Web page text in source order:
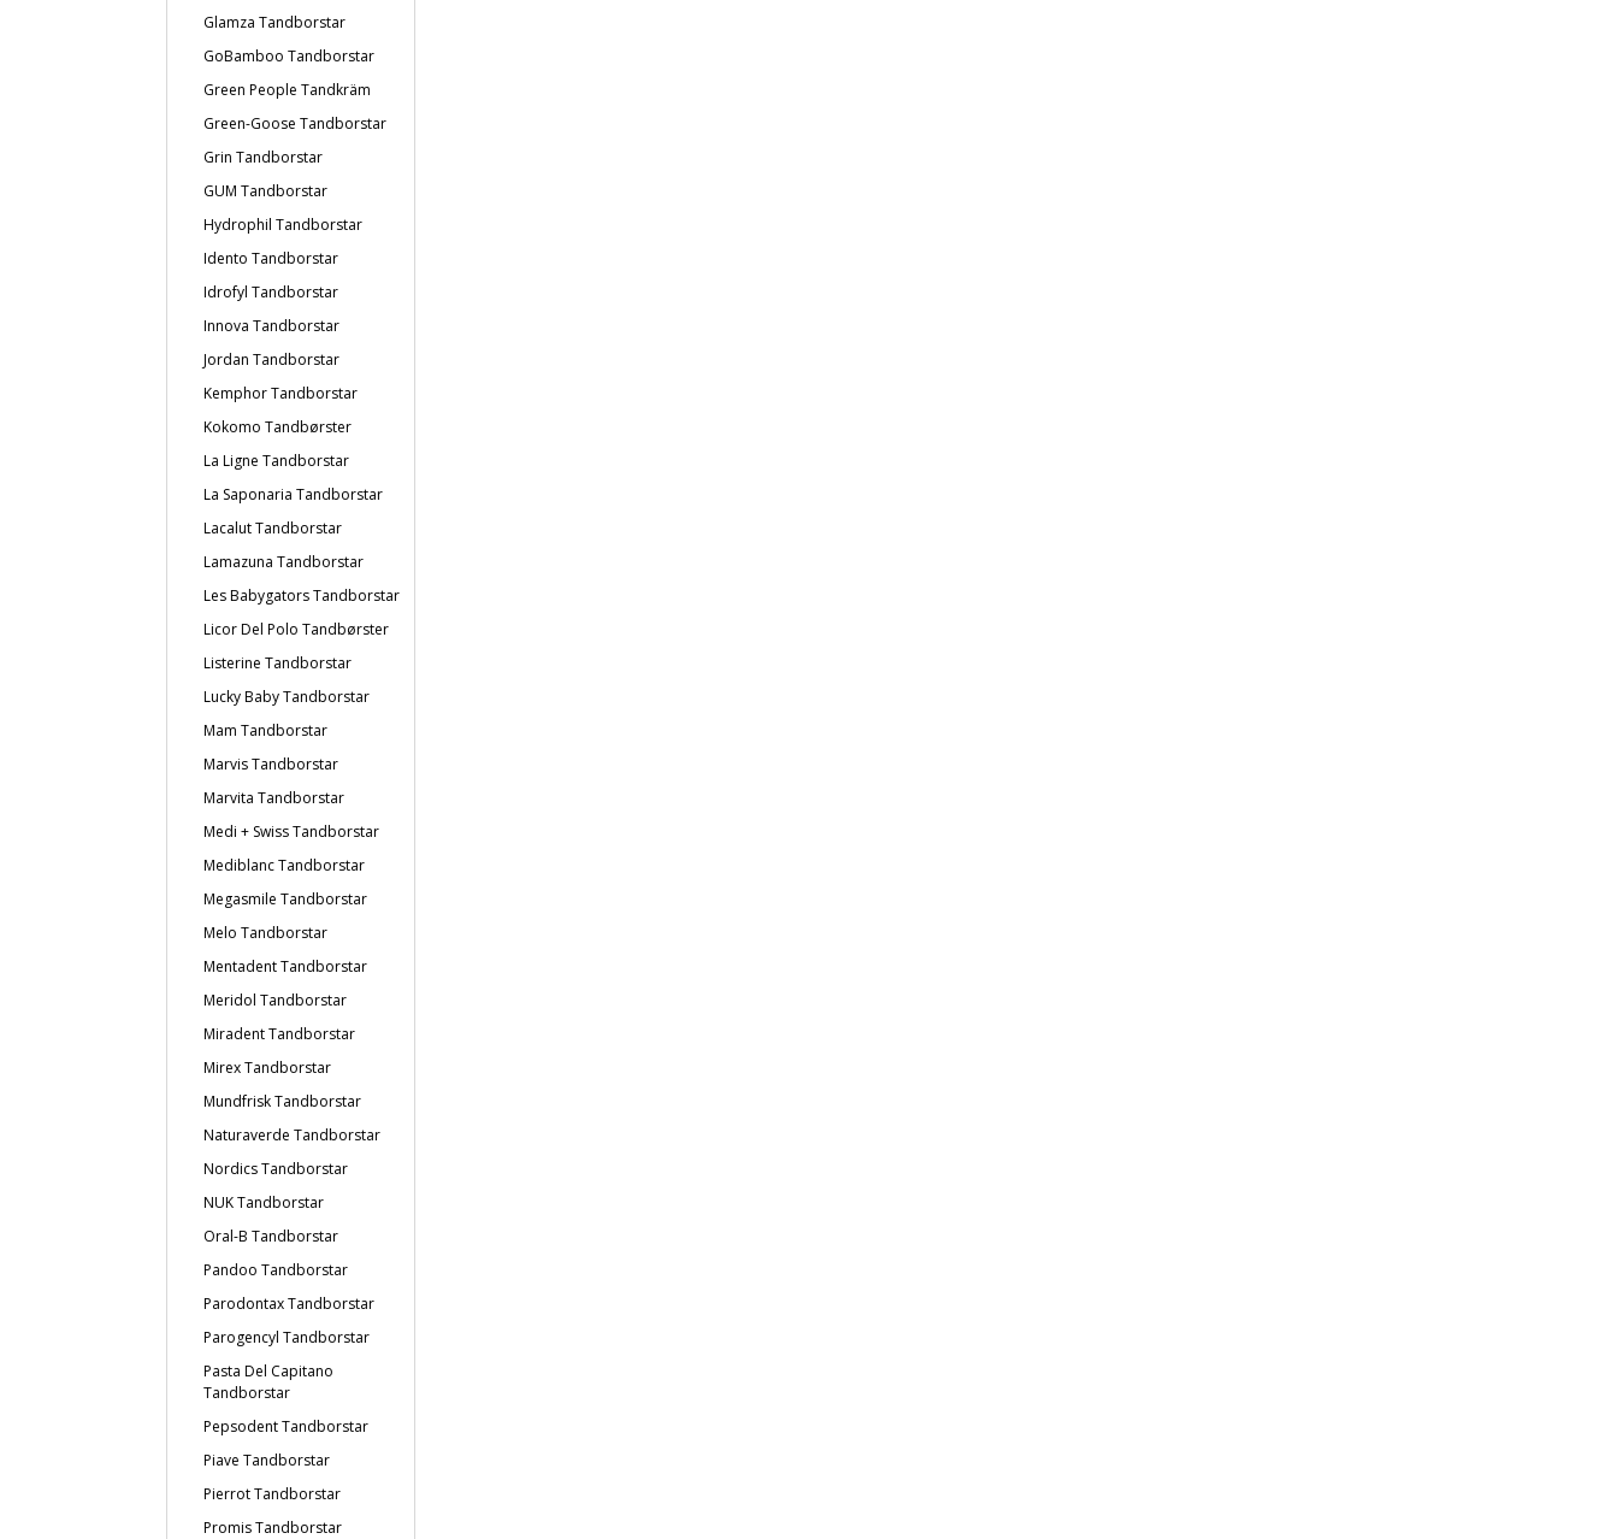
Glamza Tandborstar
GoBamboo Tandborstar
Green People Tandkräm
Green-Goose Tandborstar
Grin Tandborstar
GUM Tandborstar
Hydrophil Tandborstar
Idento Tandborstar
Idrofyl Tandborstar
Innova Tandborstar
Jordan Tandborstar
Kemphor Tandborstar
Kokomo Tandbørster
La Ligne Tandborstar
La Saponaria Tandborstar
Lacalut Tandborstar
Lamazuna Tandborstar
Les Babygators Tandborstar
Licor Del Polo Tandbørster
Listerine Tandborstar
Lucky Baby Tandborstar
Mam Tandborstar
Marvis Tandborstar
Marvita Tandborstar
Medi + Swiss Tandborstar
Mediblanc Tandborstar
Megasmile Tandborstar
Melo Tandborstar
Mentadent Tandborstar
Meridol Tandborstar
Miradent Tandborstar
Mirex Tandborstar
Mundfrisk Tandborstar
Naturaverde Tandborstar
Nordics Tandborstar
NUK Tandborstar
Oral-B Tandborstar
Pandoo Tandborstar
Parodontax Tandborstar
Parogencyl Tandborstar
Pasta Del Capitano
Tandborstar
Pepsodent Tandborstar
Piave Tandborstar
Pierrot Tandborstar
Promis Tandborstar